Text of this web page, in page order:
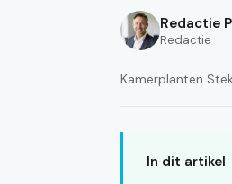
Redactie
Redactie
Kamerplanten
In dit artikel